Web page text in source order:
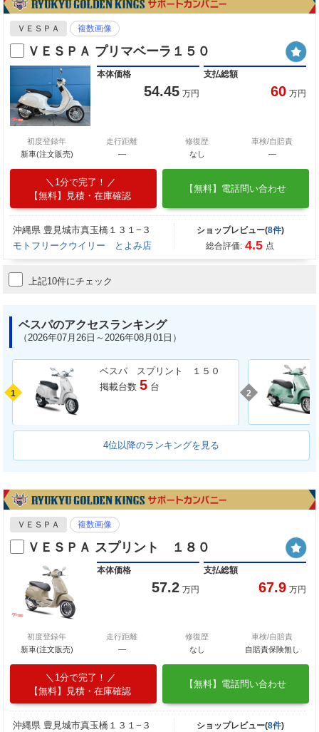
ＶＥＳＰＡ 複数画像
ＶＥＳＰＡ プリマベーラ１５０
本体価格
54.45 万円
支払総額
60 万円
初度登録年
新車(注文販売)
走行距離
―
修復歴
なし
車検/自賠責
―
1分で完了！
【無料】見積・在庫確認
【無料】電話問い合わせ
沖縄県 豊見城市真玉橋１３１−３
モトフリークウイリー とよみ店
ショップレビュー(8件)
総合評価: 4.5 点
上記10件にチェック
ベスパのアクセスランキング
（2026年07月26日～2026年08月01日）
1
ベスパ スプリント １５０
掲載台数 5 台
2
4位以降のランキングを見る
ＶＥＳＰＡ 複数画像
ＶＥＳＰＡ スプリント １８０
本体価格
57.2 万円
支払総額
67.9 万円
初度登録年
新車(注文販売)
走行距離
―
修復歴
なし
車検/自賠責
自賠責保険無し
1分で完了！
【無料】見積・在庫確認
【無料】電話問い合わせ
沖縄県 豊見城市真玉橋１３１−３
ショップレビュー(8件)